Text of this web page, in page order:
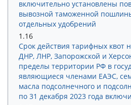
включительно установлены
вывозной таможенной
отдельных удобрений
1.16
Срок действия тарифных квот
ДНР, ЛНР, Запорожской и
пределы территории РФ в
являющиеся членами ЕАЭС,
масла подсолнечного и
по 31 декабря 2023 года